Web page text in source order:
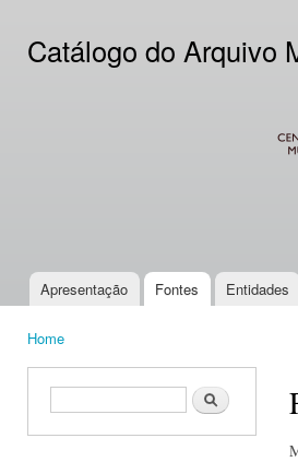
Catálogo do Arquivo
Main menu
Apresentação Fontes Entidades
Home
Search form Search